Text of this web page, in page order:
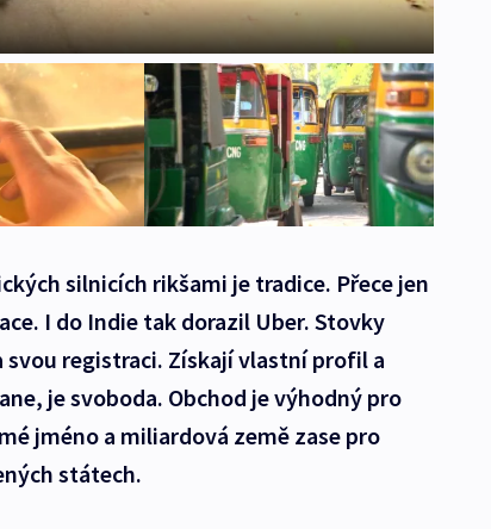
silnicích rikšami je tradice. Přece jen
I do Indie tak dorazil Uber. Stovky
registraci. Získají vlastní profil a
je svoboda. Obchod je výhodný pro
jméno a miliardová země zase pro
státech.